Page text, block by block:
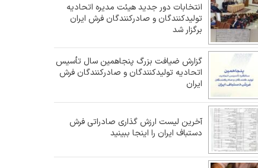
انتخابات دور جدید هیئت مدیره اتحادیه
تولیدکنندگان و صادرکنندگان فرش ایران
برگزار شد
گزارش ضیافت بزرگ پنجاهمین سال تأسیس
اتحادیه تولیدکنندگان و صادرکنندگان فرش
ایران
آخرین لیست ارزش گذاری صادراتی فرش
دستباف ایران را اینجا ببینید